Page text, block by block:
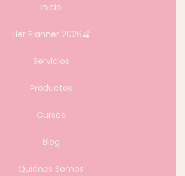
Inicio
Her Planner 2026🍒
Servicios
Productos
Cursos
Blog
Quiénes Somos